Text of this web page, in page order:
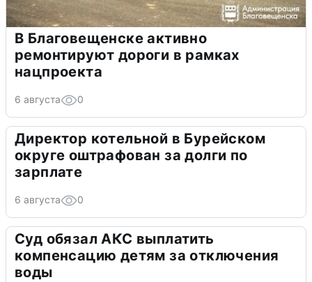
В Благовещенске активно
ремонтируют дороги в рамках
нацпроекта
6 августа 0
Директор котельной в Бурейском
округе оштрафован за долги по
зарплате
6 августа 0
Суд обязал АКС выплатить
компенсацию детям за отключения
воды